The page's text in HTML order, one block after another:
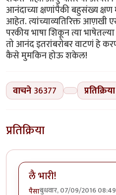
वाचने 36377 प्रतिक्रिया
प्रतिक्रिया
लै भारी!
पैसाबुधवार, 07/09/2016 08:49